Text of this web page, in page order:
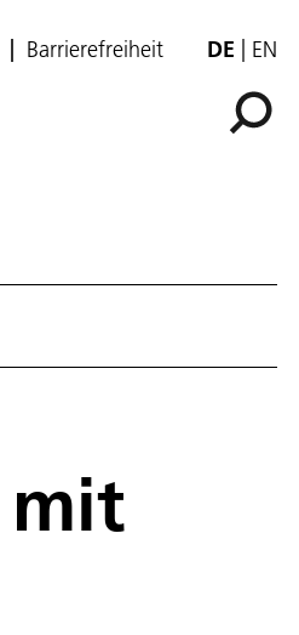
Barrierefreiheit DE EN
mit